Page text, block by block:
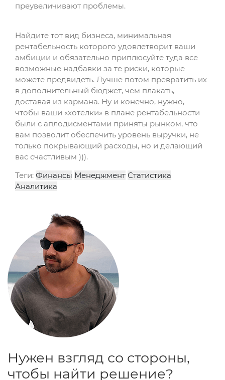
преувеличивают проблемы.
Найдите тот вид бизнеса, минимальная
рентабельность которого удовлетворит ваши
амбиции и обязательно приплюсуйте туда все
возможные надбавки за те риски, которые
можете предвидеть. Лучше потом превратить их
в дополнительный бюджет, чем плакать,
доставая из кармана. Ну и конечно, нужно,
чтобы ваши «хотелки» в плане рентабельности
были с аплодисментами приняты рынком, что
вам позволит обеспечить уровень выручки, не
только покрывающий расходы, но и делающий
вас счастливым ))).
Теги: Финансы Менеджмент Статистика
Аналитика
Нужен взгляд со стороны,
чтобы найти решение?